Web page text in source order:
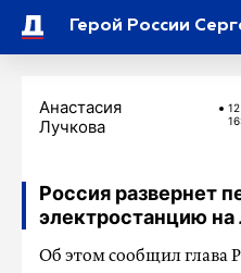
Анастасия
Лучкова
Россия развернет
электростанцию на
Об этом сообщил глава